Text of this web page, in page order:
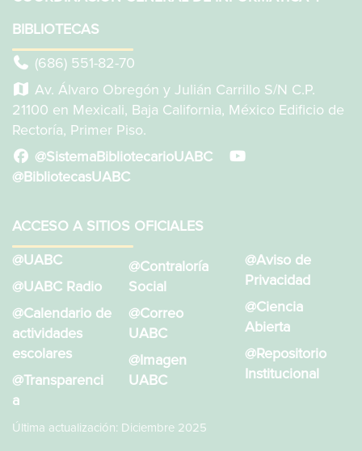
BIBLIOTECAS
(686) 551-82-70
Av. Álvaro Obregón y Julián Carrillo S/N C.P.
21100 en Mexicali, Baja California, México Edificio de
Rectoría, Primer Piso.
@SistemaBibliotecarioUABC
@BibliotecasUABC
ACCESO A SITIOS OFICIALES
@UABC
@UABC Radio
@Calendario de
actividades
escolares
@Transparenci
a
@Contraloría
Social
@Correo
UABC
@Imagen
UABC
@Aviso de
Privacidad
@Ciencia
Abierta
@Repositorio
Institucional
Última actualización: Diciembre 2025